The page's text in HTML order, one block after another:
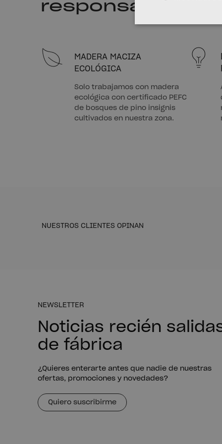
responsabilidad
MADERA MACIZA
ECOLÓGICA
Solo trabajamos con madera
ecológica con certificado PEFC
de bosques de pino insignis
cultivados en nuestra zona.
NUESTROS CLIENTES OPINAN
NEWSLETTER
Noticias recién
de fábrica
¿Quieres enterarte antes que nadie de nuestras
ofertas, promociones y novedades?
Quiero suscribirme